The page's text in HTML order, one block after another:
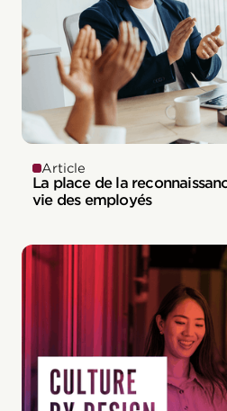
Article
La place de la
vie des employés